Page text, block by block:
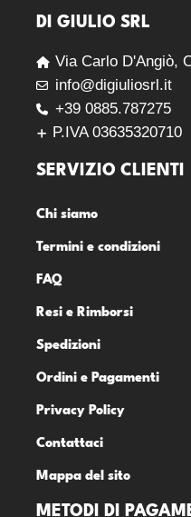
DI GIULIO SRL
Via Carlo D'Angiò,
info@digiuliosrl.it
+39 0885.787275
P.IVA 03635320710
SERVIZIO CLIENTI
Chi siamo
Termini e condizioni
FAQ
Resi e Rimborsi
Spedizioni
Ordini e Pagamenti
Privacy Policy
Contattaci
Mappa del sito
METODI DI